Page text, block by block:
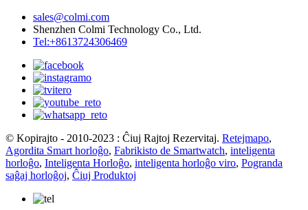
sales@colmi.com
Shenzhen Colmi Technology Co., Ltd.
Tel:+8613724306469
© Kopirajto - 2010-2023 : Ĉiuj Rajtoj Rezervitaj. Retejmapo,
Agordita Smart horloĝo, Fabrikisto de Smartwatch, inteligenta
horloĝo, Inteligenta Horloĝo, inteligenta horloĝo viro, Pogranda
saĝaj horloĝoj, Ĉiuj Produktoj